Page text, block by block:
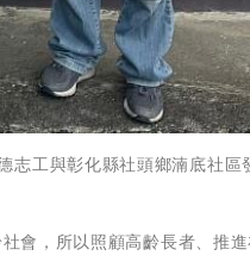
志工與彰化縣社頭鄉湳底社區
會，所以照顧高齡長者、推進